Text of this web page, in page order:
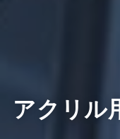
アクリル